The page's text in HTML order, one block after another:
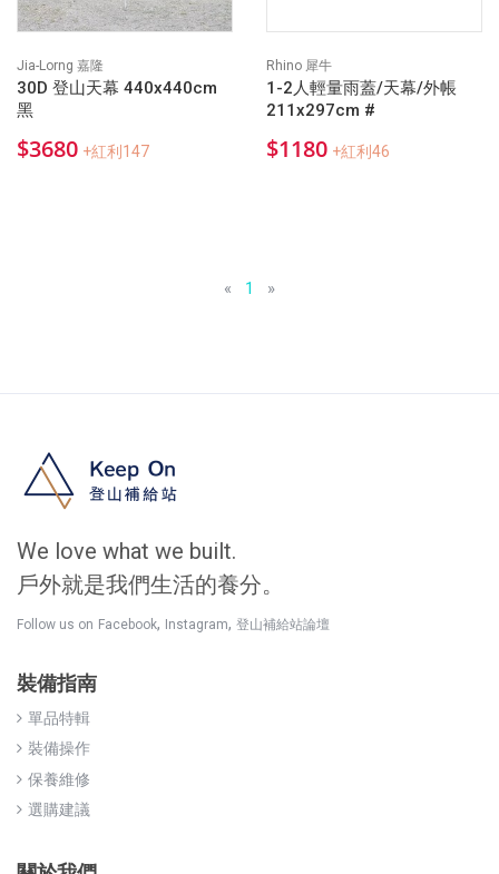
Jia-Lorng 嘉隆
30D 登山天幕 440x440cm
黑
$3680 +紅利147
Rhino 犀牛
1-2人輕量雨蓋/天幕/外帳
211x297cm #
$1180 +紅利46
« 1 »
We love what we built.
戶外就是我們生活的養分。
Follow us on Facebook, Instagram, 登山補給站論壇
裝備指南
單品特輯
裝備操作
保養維修
選購建議